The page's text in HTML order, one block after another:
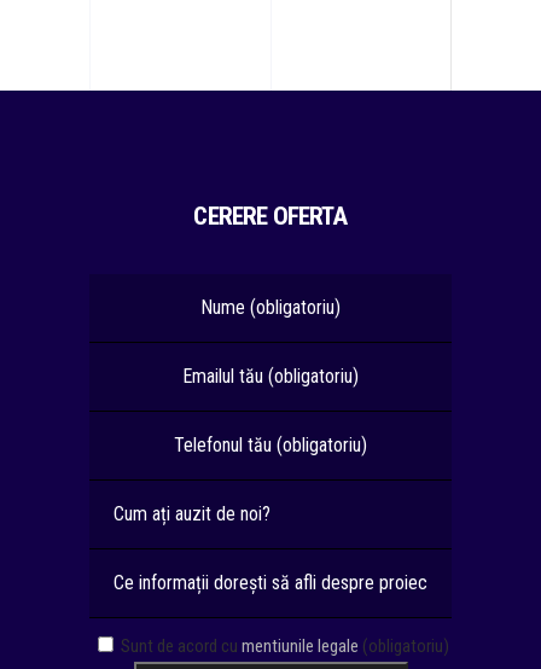
CERERE OFERTA
Sunt de acord cu mentiunile legale (obligatoriu)